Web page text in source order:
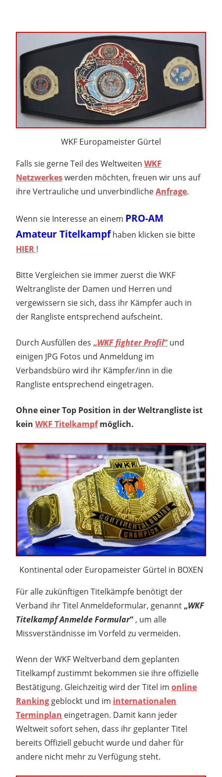
WKF Europameister Gürtel
Falls sie gerne Teil des Weltweiten WKF
Netzwerkeswerden möchten, freuen wir uns auf
ihre Vertrauliche und unverbindlicheAnfrage.
Wenn sie Interesse an einem PRO-AM
Amateur Titelkampfhaben klicken sie bitte
HIER !
Bitte Vergleichen sie immer zuerst die WKF
Weltrangliste der Damen und Herren und
vergewissern sie sich, dass ihr Kämpfer auch in
der Rangliste entsprechend aufscheint.
Durch Ausfüllen des „WKF fighter Profil“ und
einigen JPG Fotos und Anmeldung im
Verbandsbüro wird ihr Kämpfer/inn in die
Rangliste entsprechend eingetragen.
Ohne einer Top Position in der Weltrangliste ist
kein WKF Titelkampfmöglich.
Kontinental oder Europameister Gürtel in BOXEN
Für alle zukünftigen Titelkämpfe benötigt der
Verband ihr Titel Anmeldeformular, genannt „WKF
Titelkampf Anmelde Formular“ , um alle
Missverständnisse im Vorfeld zu vermeiden.
Wenn der WKF Weltverband dem geplanten
Titelkampf zustimmt bekommen sie ihre offizielle
Bestätigung. Gleichzeitig wird der Titel im online
Ranking geblockt und im internationalen
Terminplan eingetragen. Damit kann jeder
Weltweit sofort sehen, dass ihr geplanter Titel
bereits Offiziell gebucht wurde und daher für
andere nicht mehr zu Verfügung steht.